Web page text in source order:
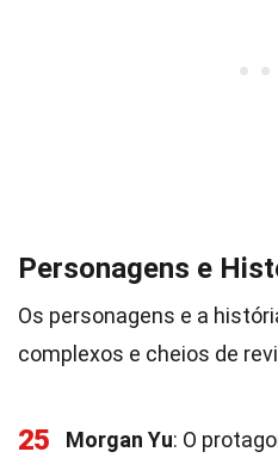
Personagens e
Os personagens e a
complexos e cheios de
25 Morgan Yu: O